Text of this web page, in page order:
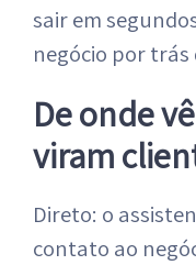
sair em
negócio por trás
De onde
viram
Direto: o
contato ao